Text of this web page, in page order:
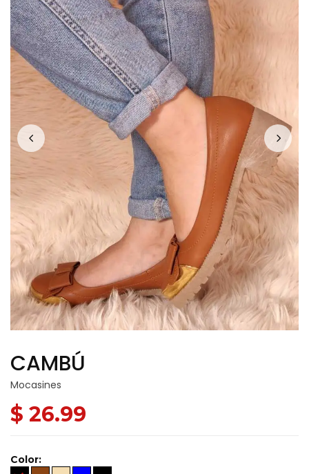
CAMBÚ
Mocasines
$ 26.99
Color: